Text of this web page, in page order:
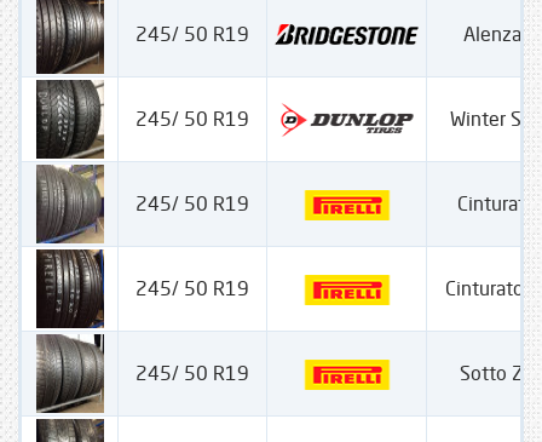
245/ 50 R19 Alenza
245/ 50 R19 Winter
245/ 50 R19 Cinturato
245/ 50 R19 Cinturato
245/ 50 R19 Sotto